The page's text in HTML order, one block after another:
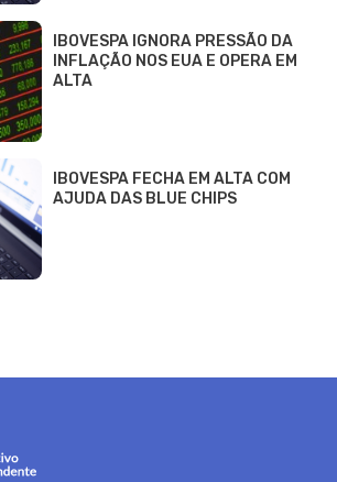
IBOVESPA IGNORA PRESSÃO DA
INFLAÇÃO NOS EUA E OPERA EM
ALTA
IBOVESPA FECHA EM ALTA COM
AJUDA DAS BLUE CHIPS